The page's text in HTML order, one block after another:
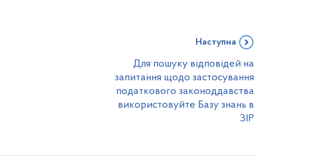
Наступна
Для пошуку відповідей на
запитання щодо застосування
податкового законоддавства
використовуйте Базу знань в
ЗІР